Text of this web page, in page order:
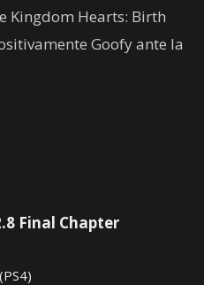
Kingdom Hearts: Birth
Goofy ante la
Final Chapter
(PS4)